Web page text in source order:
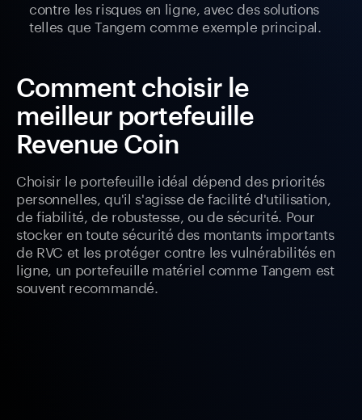
contre les risques en ligne, avec des solutions
telles que Tangem comme exemple principal.
Comment choisir le
meilleur portefeuille
Revenue Coin
Choisir le portefeuille idéal dépend des priorités
personnelles, qu'il s'agisse de facilité d'utilisation,
de fiabilité, de robustesse, ou de sécurité. Pour
stocker en toute sécurité des montants importants
de RVC et les protéger contre les vulnérabilités en
ligne, un portefeuille matériel comme Tangem est
souvent recommandé.